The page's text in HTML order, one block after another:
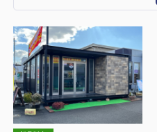
製品特長と納入までの流れ
ユニットハウス